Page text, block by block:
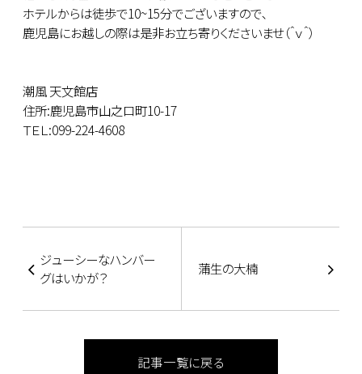
ホテルからは徒歩で10~15分でございますので､
鹿児島にお越しの際は是非お立ち寄りくださいませ（＾ｖ＾）
潮風 天文館店
住所:鹿児島市山之口町10-17
ＴＥＬ:099-224-4608
ジューシーなハンバー
グはいかが？
蒲生の大楠
記事一覧に戻る